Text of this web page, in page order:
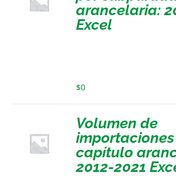
arancelaria:
Excel
$0
Volumen de
capítulo
2012-2021